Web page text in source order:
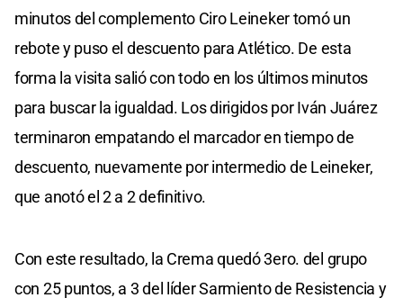
minutos del complemento Ciro Leineker tomó un
rebote y puso el descuento para Atlético. De esta
forma la visita salió con todo en los últimos minutos
para buscar la igualdad. Los dirigidos por Iván Juárez
terminaron empatando el marcador en tiempo de
descuento, nuevamente por intermedio de Leineker,
que anotó el 2 a 2 definitivo.
Con este resultado, la Crema quedó 3ero. del grupo
con 25 puntos, a 3 del líder Sarmiento de Resistencia y